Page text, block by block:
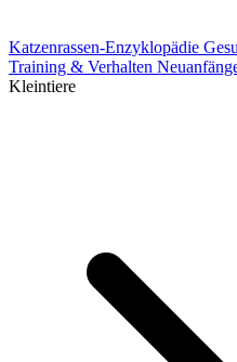
Katzenrassen-Enzyklopädie
Training & Verhalten
Kleintiere